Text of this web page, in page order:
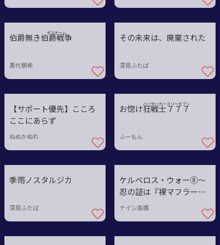
伯爵無き伯爵
デスゲーム
戦争
黒代朝希
その未来は、廃棄された
深見ふたば
【サポート優先】こころ
ここにあらず
ぬぬかぬれ
お惚け狂戦
バーサーカー
士 ７ ７
スリーセブン
７
ふーもん
季雨ノスタルジカ
深見ふたば
ケルベロス・ウォー⑧〜
忍の証は『裸マフラー☆
ニンニン』
ナイン高橋